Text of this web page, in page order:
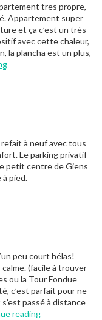
tres propre,
Appartement super
et ça c’est un très
avec cette chaleur,
la plancha est un plus,
“Romain”
à neuf avec tous
Le parking privatif
petit centre de Giens
à pied.
peu court hélas!
(facile à trouver
ou la Tour Fondue
c’est parfait pour ne
passé à distance
reading“Didier”